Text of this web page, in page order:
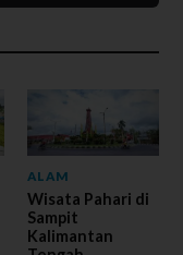
ALAM
Wisata Pahari di
Sampit
Kalimantan